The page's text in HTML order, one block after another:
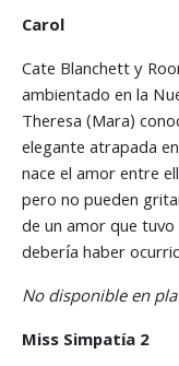
Carol
Cate Blanchett y
ambientado en la
Theresa (Mara)
elegante atrapada
nace el amor entre
pero no pueden
de un amor que
debería haber
No disponible en
Miss Simpatía 2